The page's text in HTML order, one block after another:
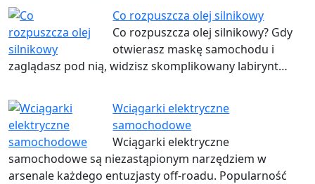
Co rozpuszcza olej silnikowy
Co rozpuszcza olej silnikowy? Gdy
otwierasz maskę samochodu i
zaglądasz pod nią, widzisz skomplikowany labirynt…
Wciągarki elektryczne
samochodowe
Wciągarki elektryczne
samochodowe są niezastąpionym narzędziem w
arsenale każdego entuzjasty off-roadu. Popularność